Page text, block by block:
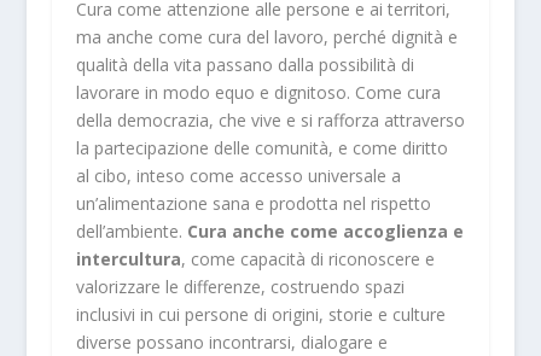
Cura come attenzione alle persone e ai territori,
ma anche come cura del lavoro, perché dignità e
qualità della vita passano dalla possibilità di
lavorare in modo equo e dignitoso. Come cura
della democrazia, che vive e si rafforza attraverso
la partecipazione delle comunità, e come diritto
al cibo, inteso come accesso universale a
un’alimentazione sana e prodotta nel rispetto
dell’ambiente. Cura anche come accoglienza e
intercultura, come capacità di riconoscere e
valorizzare le differenze, costruendo spazi
inclusivi in cui persone di origini, storie e culture
diverse possano incontrarsi, dialogare e